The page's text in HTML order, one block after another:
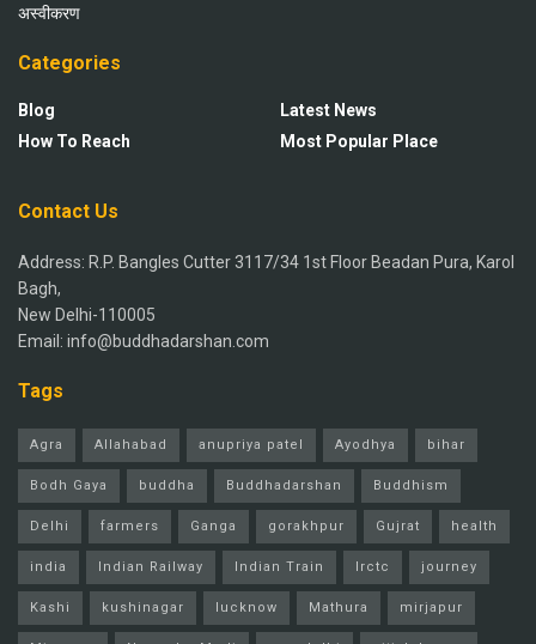
अस्वीकरण
Categories
Blog
How To Reach
Latest News
Most Popular Place
Contact Us
Address: R.P. Bangles Cutter 3117/34 1st Floor Beadan Pura, Karol
Bagh,
New Delhi-110005
Email: info@buddhadarshan.com
Tags
Agra Allahabad anupriya patel Ayodhya bihar
Bodh Gaya buddha Buddhadarshan Buddhism
Delhi farmers Ganga gorakhpur Gujrat health
india Indian Railway Indian Train Irctc journey
Kashi kushinagar lucknow Mathura mirjapur